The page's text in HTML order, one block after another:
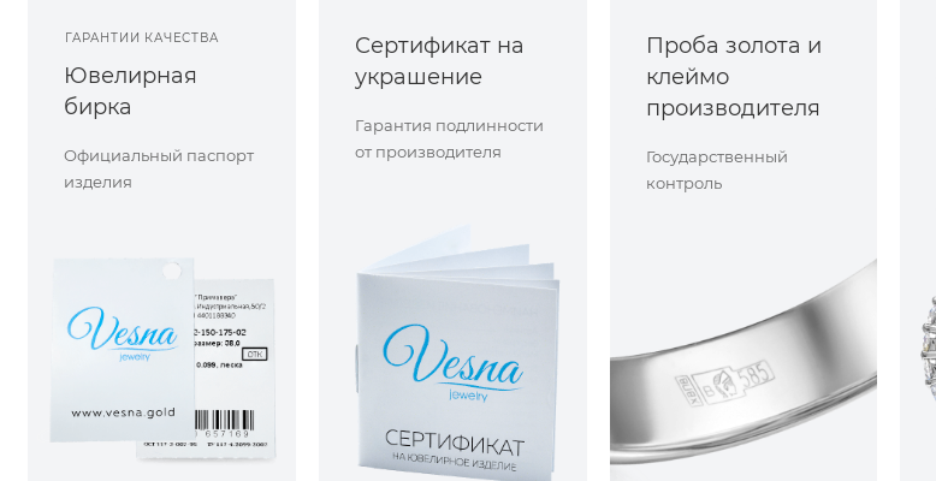
ГАРАНТИИ КАЧЕСТВА
Ювелирная
бирка
Официальный паспорт
изделия
Сертификат на
украшение
Гарантия подлинности
от производителя
Проба золота и
клеймо
производителя
Государственный
контроль